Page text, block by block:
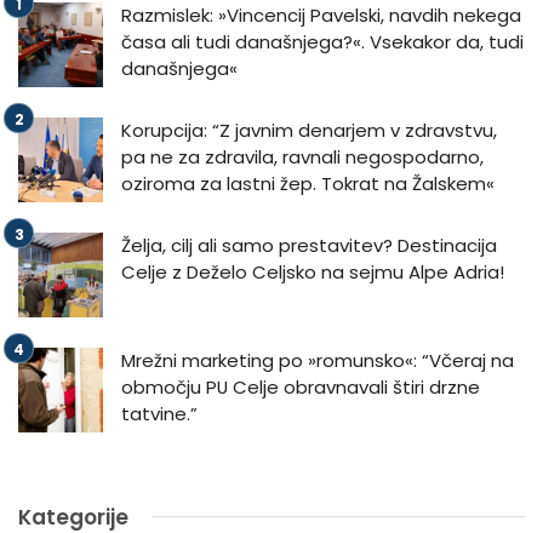
Razmislek: »Vincencij Pavelski, navdih nekega
časa ali tudi današnjega?«. Vsekakor da, tudi
današnjega«
Korupcija: “Z javnim denarjem v zdravstvu,
pa ne za zdravila, ravnali negospodarno,
oziroma za lastni žep. Tokrat na Žalskem«
Želja, cilj ali samo prestavitev? Destinacija
Celje z Deželo Celjsko na sejmu Alpe Adria!
Mrežni marketing po »romunsko«: “Včeraj na
območju PU Celje obravnavali štiri drzne
tatvine.”
Kategorije